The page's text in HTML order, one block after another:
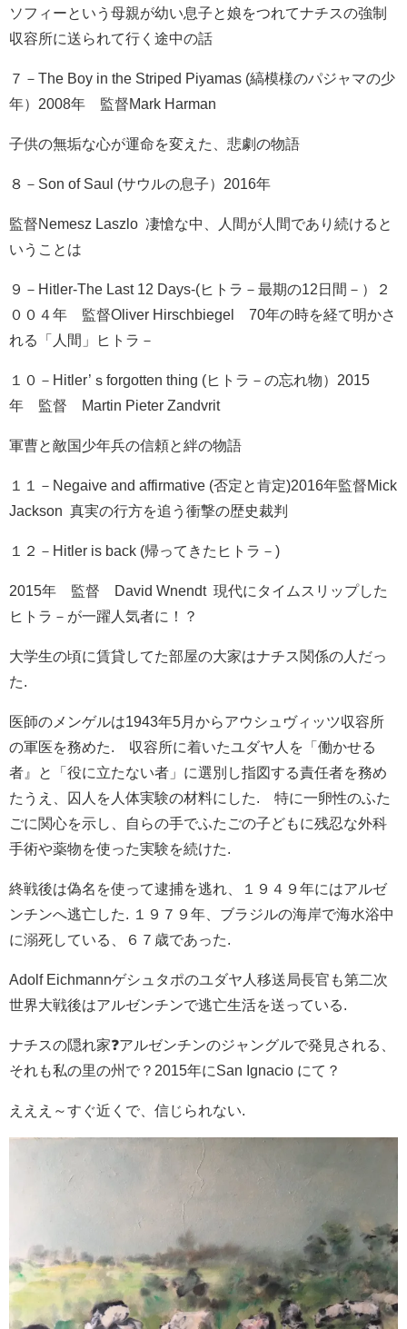
ソフィーという母親が幼い息子と娘をつれてナチスの強制
収容所に送られて行く途中の話
７－The Boy in the Striped Piyamas (縞模様のパジャマの少
年）2008年 監督Mark Harman
子供の無垢な心が運命を変えた、悲劇の物語
８－Son of Saul (サウルの息子）2016年
監督Nemesz Laszlo 凄愴な中、人間が人間であり続けると
いうことは
９－Hitler-The Last 12 Days-(ヒトラ－最期の12日間－）２
００４年 監督Oliver Hirschbiegel 70年の時を経て明かさ
れる「人間」ヒトラ－
１０－Hitler’ｓforgotten thing (ヒトラ－の忘れ物）2015
年 監督 Martin Pieter Zandvrit
軍曹と敵国少年兵の信頼と絆の物語
１１－Negaive and affirmative (否定と肯定)2016年監督Mick
Jackson 真実の行方を追う衝撃の歴史裁判
１２－Hitler is back (帰ってきたヒトラ－)
2015年 監督 David Wnendt 現代にタイムスリップした
ヒトラ－が一躍人気者に！？
大学生の頃に賃貸してた部屋の大家はナチス関係の人だっ
た.
医師のメンゲルは1943年5月からアウシュヴィッツ収容所
の軍医を務めた. 収容所に着いたユダヤ人を「働かせる
者』と「役に立たない者」に選別し指図する責任者を務め
たうえ、囚人を人体実験の材料にした. 特に一卵性のふた
ごに関心を示し、自らの手でふたごの子どもに残忍な外科
手術や薬物を使った実験を続けた.
終戦後は偽名を使って逮捕を逃れ、１９４９年にはアルゼ
ンチンへ逃亡した. １９７９年、ブラジルの海岸で海水浴中
に溺死している、６７歳であった.
Adolf Eichmannゲシュタポのユダヤ人移送局長官も第二次
世界大戦後はアルゼンチンで逃亡生活を送っている.
ナチスの隠れ家❓アルゼンチンのジャングルで発見される、
それも私の里の州で？2015年にSan Ignacio にて？
えええ～すぐ近くで、信じられない.